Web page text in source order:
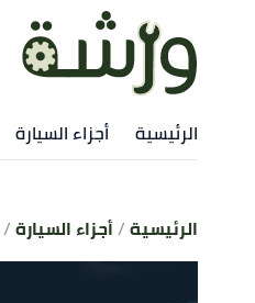
الرئيسية أجزاء السيارة
الرئيسية أجزاء السيارة